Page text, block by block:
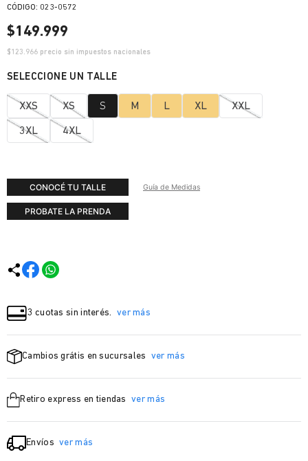
: 023-0572
$149.999
$123.966 precio sin impuestos nacionales
XXS XS S M L XL XXL
3XL 4XL
CONOCÉ TU TALLE Guía de Medidas
PROBATE LA PRENDA
3 cuotas sin interés. ver más
Cambios grátis en sucursales ver más
Retiro express en tiendas ver más
Envíos ver más